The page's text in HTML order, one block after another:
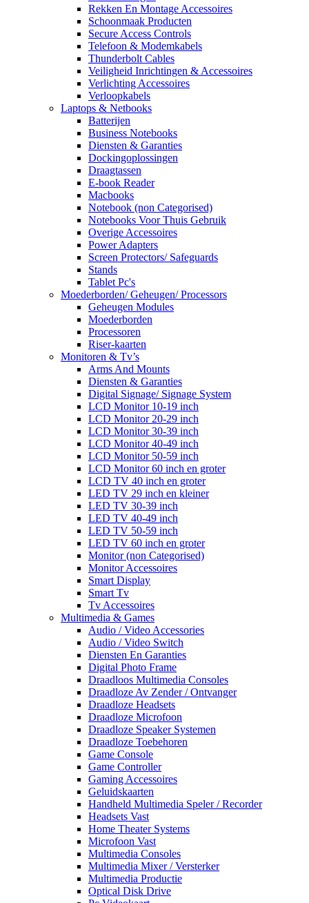
Rekken En Montage Accessoires
Schoonmaak Producten
Secure Access Controls
Telefoon & Modemkabels
Thunderbolt Cables
Veiligheid Inrichtingen & Accessoires
Verlichting Accessoires
Verloopkabels
Laptops & Netbooks
Batterijen
Business Notebooks
Diensten & Garanties
Dockingoplossingen
Draagtassen
E-book Reader
Macbooks
Notebook (non Categorised)
Notebooks Voor Thuis Gebruik
Overige Accessoires
Power Adapters
Screen Protectors/ Safeguards
Stands
Tablet Pc's
Moederborden/ Geheugen/ Processors
Geheugen Modules
Moederborden
Processoren
Riser-kaarten
Monitoren & Tv’s
Arms And Mounts
Diensten & Garanties
Digital Signage/ Signage System
LCD Monitor 10-19 inch
LCD Monitor 20-29 inch
LCD Monitor 30-39 inch
LCD Monitor 40-49 inch
LCD Monitor 50-59 inch
LCD Monitor 60 inch en groter
LCD TV 40 inch en groter
LED TV 29 inch en kleiner
LED TV 30-39 inch
LED TV 40-49 inch
LED TV 50-59 inch
LED TV 60 inch en groter
Monitor (non Categorised)
Monitor Accessoires
Smart Display
Smart Tv
Tv Accessoires
Multimedia & Games
Audio / Video Accessories
Audio / Video Switch
Diensten En Garanties
Digital Photo Frame
Draadloos Multimedia Consoles
Draadloze Av Zender / Ontvanger
Draadloze Headsets
Draadloze Microfoon
Draadloze Speaker Systemen
Draadloze Toebehoren
Game Console
Game Controller
Gaming Accessoires
Geluidskaarten
Handheld Multimedia Speler / Recorder
Headsets Vast
Home Theater Systems
Microfoon Vast
Multimedia Consoles
Multimedia Mixer / Versterker
Multimedia Productie
Optical Disk Drive